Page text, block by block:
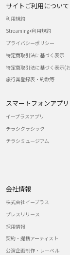
サイトご利用について
利用規約
Streaming+利用規約
プライバシーポリシー
特定商取引法に基づく表示
特定商取引法に基づく表示(
旅行業登録表・約款等
スマートフォンアプリ
イープラスアプリ
チラシクラシック
チラシミュージアム
会社情報
株式会社イープラス
プレスリリース
採用情報
契約・提携アーティスト
公演企画制作・レーベル